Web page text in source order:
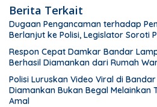
Berita Terkait
Dugaan Pengancaman terhadap
Berlanjut ke Polisi, Legislator Soroti
Respon Cepat Damkar Bandar
Berhasil Diamankan dari Rumah
Polisi Luruskan Video Viral di
Diamankan Bukan Begal Melainkan
Amal